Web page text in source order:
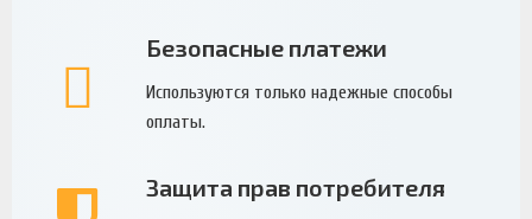
Безопасные платежи
Используются только надежные способы
оплаты.
Защита прав потребителя